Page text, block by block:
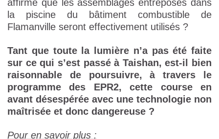
affirme que les assemblages entreposés dans
la piscine du bâtiment combustible de
Flamanville seront effectivement utilisés ?
Tant que toute la lumière n’a pas été faite
sur ce qui s’est passé à Taishan, est-il bien
raisonnable de poursuivre, à travers le
programme des EPR2, cette course en
avant désespérée avec une technologie non
maîtrisée et donc dangereuse ?
Pour en savoir plus :